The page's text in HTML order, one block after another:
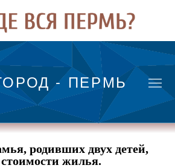
- ПЕРМЬ
родивших двух детей,
жилья.